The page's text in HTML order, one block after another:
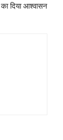
दिया आश्वासन